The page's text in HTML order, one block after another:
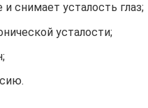
снимает усталость глаз;
усталости;